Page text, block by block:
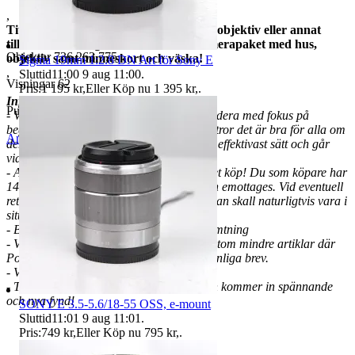
,
Titta gärna in i min butik för passande objektiv eller annat
tillbehör! Sätter gärna samman ett kamerapaket med hus,
objektiv samt minneskort och väska!
,
Information:
- Välkommen till en liten web shop på Tradera med fokus på
begagnad foto- och kamerautrustning. Vi tror det är bra för alla om
den utrustning som tillverkats används på effektivast sätt och går
vidare om den inte används!
- Allt begagnat säljes med 14 dagars öppet köp! Du som köpare har
14 dagars ångerrätt från den dagen varan emottages. Vid eventuell
retur står köparen för returfrakten och varan skall naturligtvis vara i
sitt ursprungliga skick.
- Betalning bör ske inom 3 dagar, ej avhämtning
- Vi sänder allt spårbart via Schenker förutom mindre artiklar där
Postnord anges och då sker frakten via vanliga brev.
- VMB, Ej avdragbar moms
- Titta in då och då eftersom det hela tiden kommer in spännande
och nya fynd!
Objektnr 736 263 775
Visningar 62
Publicerad
Anmäl Sälj liknande
Sigma 19mm 1:2.8 DN Art för Sony E
Sluttid11:00 9 aug 11:00.
Pris:1 195 kr,Eller Köp nu 1 395 kr,.
SONY E 3.5-5.6/18-55 OSS, e-mount
Sluttid11:01 9 aug 11:01 .
Pris:749 kr,Eller Köp nu 795 kr,.